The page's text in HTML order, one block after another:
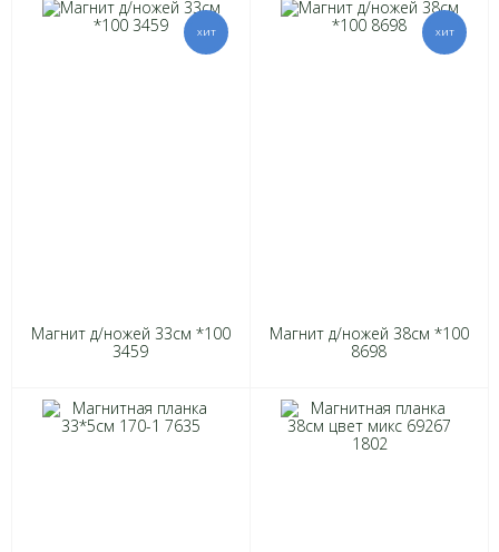
Магнит д/ножей 33см *100
3459
Магнит д/ножей 38см *100
8698